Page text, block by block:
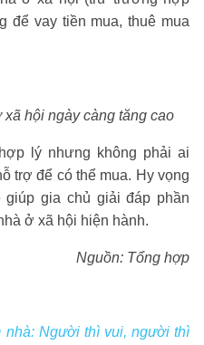
để vay tiền mua, thuê mua
hội ngày càng tăng cao
lý nhưng không phải ai
trợ để có thể mua. Hy vọng
gia chủ giải đáp phần
ở xã hội hiện hành.
Nguồn: Tổng hợp
Người thì vui, người thì